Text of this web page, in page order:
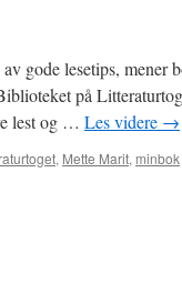
gode lesetips, mener
på
lest og … Les videre →
, Mette Marit, minbok